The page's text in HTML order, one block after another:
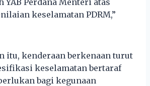
keselamatan PDRM,”
itu, kenderaan berkenaan turut
keselamatan bertaraf
bagi kegunaan